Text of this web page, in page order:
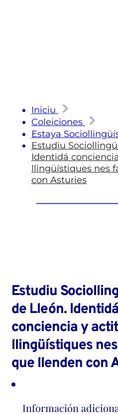
Iniciu
Coleiciones
Estaya
Estudiu
Identidá
llingüístiques nes
con Asturies
Estudiu
de Lleón. Identidá
conciencia y
llingüístiques
que llenden con
Información